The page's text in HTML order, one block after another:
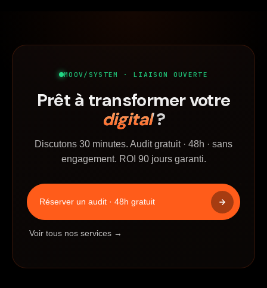
MOOV/SYSTEM · LIAISON OUVERTE
Prêt à transformer votre
digital?
Discutons 30 minutes. Audit gratuit · 48h · sans
engagement. ROI 90 jours garanti.
Réserver un audit · 48h gratuit
Voir tous nos services →